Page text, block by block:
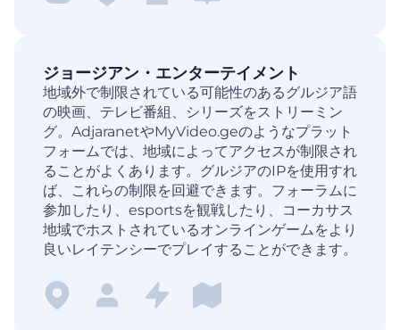
ジョージアン・エンターテイメント
地域外で制限されている可能性のあるグルジア語
の映画、テレビ番組、シリーズをストリーミン
グ。AdjaranetやMyVideo.geのようなプラット
フォームでは、地域によってアクセスが制限され
ることがよくあります。グルジアのIPを使用すれ
ば、これらの制限を回避できます。フォーラムに
参加したり、esportsを観戦したり、コーカサス
地域でホストされているオンラインゲームをより
良いレイテンシーでプレイすることができます。